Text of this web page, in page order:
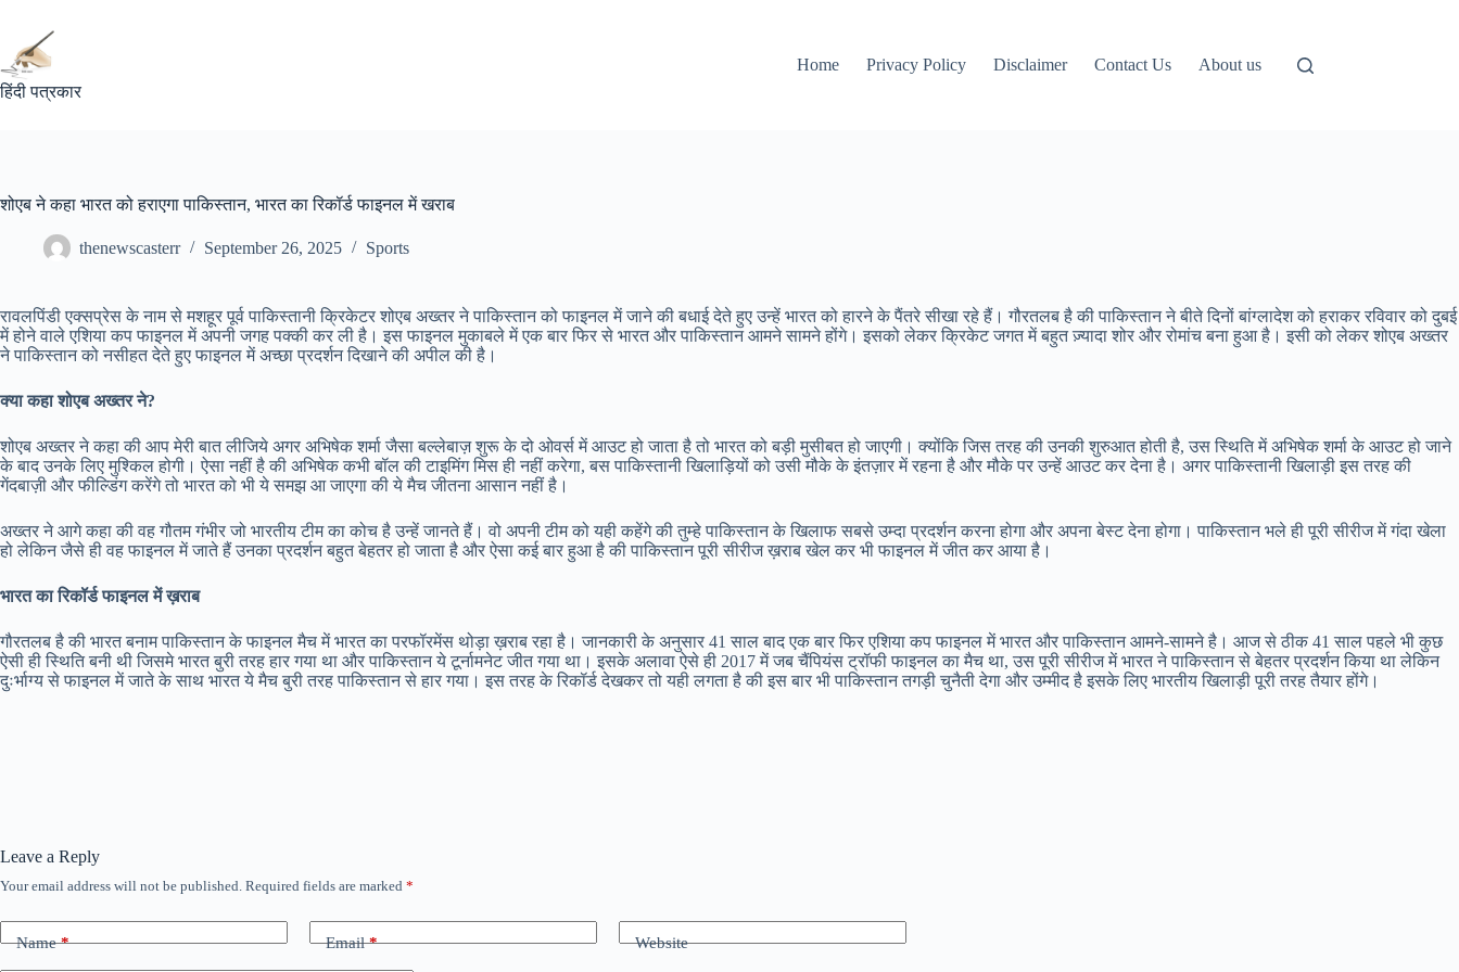
content
हिंदी पत्रकार
Home Privacy Policy Disclaimer Contact Us About us
शोएब ने कहा भारत को हराएगा पाकिस्तान, भारत का रिकॉर्ड फाइनल में खराब
thenewscasterr September 26, 2025 Sports
रावलपिंडी एक्सप्रेस के नाम से मशहूर पूर्व पाकिस्तानी क्रिकेटर शोएब अख्तर ने पाकिस्तान को फाइनल में जाने की बधाई देते हुए उन्हें भारत को हारने के पैंतरे सीखा रहे हैं। गौरतलब है की पाकिस्तान ने बीते दिनों बांग्लादेश को हराकर रविवार को दुबई
में होने वाले एशिया कप फाइनल में अपनी जगह पक्की कर ली है। इस फाइनल मुकाबले में एक बार फिर से भारत और पाकिस्तान आमने सामने होंगे। इसको लेकर क्रिकेट जगत में बहुत ज़्यादा शोर और रोमांच बना हुआ है। इसी को लेकर शोएब अख्तर
ने पाकिस्तान को नसीहत देते हुए फाइनल में अच्छा प्रदर्शन दिखाने की अपील की है।
क्या कहा शोएब अख्तर ने?
शोएब अख्तर ने कहा की आप मेरी बात लीजिये अगर अभिषेक शर्मा जैसा बल्लेबाज़ शुरू के दो ओवर्स में आउट हो जाता है तो भारत को बड़ी मुसीबत हो जाएगी। क्योंकि जिस तरह की उनकी शुरुआत होती है, उस स्थिति में अभिषेक शर्मा के आउट हो जाने
के बाद उनके लिए मुश्किल होगी। ऐसा नहीं है की अभिषेक कभी बॉल की टाइमिंग मिस ही नहीं करेगा, बस पाकिस्तानी खिलाड़ियों को उसी मौके के इंतज़ार में रहना है और मौके पर उन्हें आउट कर देना है। अगर पाकिस्तानी खिलाड़ी इस तरह की
गेंदबाज़ी और फील्डिंग करेंगे तो भारत को भी ये समझ आ जाएगा की ये मैच जीतना आसान नहीं है।
अख्तर ने आगे कहा की वह गौतम गंभीर जो भारतीय टीम का कोच है उन्हें जानते हैं। वो अपनी टीम को यही कहेंगे की तुम्हे पाकिस्तान के खिलाफ सबसे उम्दा प्रदर्शन करना होगा और अपना बेस्ट देना होगा। पाकिस्तान भले ही पूरी सीरीज में गंदा खेला
हो लेकिन जैसे ही वह फाइनल में जाते हैं उनका प्रदर्शन बहुत बेहतर हो जाता है और ऐसा कई बार हुआ है की पाकिस्तान पूरी सीरीज ख़राब खेल कर भी फाइनल में जीत कर आया है।
भारत का रिकॉर्ड फाइनल में ख़राब
गौरतलब है की भारत बनाम पाकिस्तान के फाइनल मैच में भारत का परफॉरमेंस थोड़ा ख़राब रहा है। जानकारी के अनुसार 41 साल बाद एक बार फिर एशिया कप फाइनल में भारत और पाकिस्तान आमने-सामने है। आज से ठीक 41 साल पहले भी कुछ
ऐसी ही स्थिति बनी थी जिसमे भारत बुरी तरह हार गया था और पाकिस्तान ये टूर्नामनेट जीत गया था। इसके अलावा ऐसे ही 2017 में जब चैंपियंस ट्रॉफी फाइनल का मैच था, उस पूरी सीरीज में भारत ने पाकिस्तान से बेहतर प्रदर्शन किया था लेकिन
दुःर्भाग्य से फाइनल में जाते के साथ भारत ये मैच बुरी तरह पाकिस्तान से हार गया। इस तरह के रिकॉर्ड देखकर तो यही लगता है की इस बार भी पाकिस्तान तगड़ी चुनैती देगा और उम्मीद है इसके लिए भारतीय खिलाड़ी पूरी तरह तैयार होंगे।
Leave a Reply
Your email address will not be published. Required fields are marked *
Name* Email* Website